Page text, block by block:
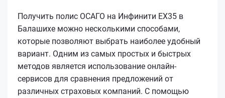
Получить полис ОСАГО на Инфинити EX35 в
Балашихе можно несколькими способами,
которые позволяют выбрать наиболее удобный
вариант. Одним из самых простых и быстрых
методов является использование онлайн-
сервисов для сравнения предложений от
различных страховых компаний. С помощью